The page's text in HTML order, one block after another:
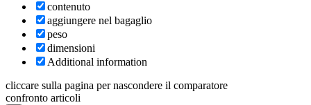
contenuto
aggiungere nel bagaglio
peso
dimensioni
Additional information
cliccare sulla pagina per nascondere il comparatore
confronto articoli